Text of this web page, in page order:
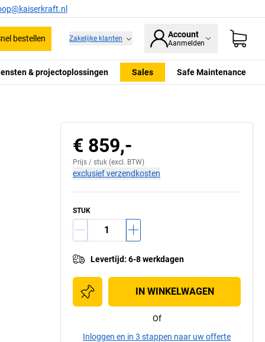
bestellen Zakelijke klanten Account
Aanmelden
& projectoplossingen Sales Safe Maintenance
€ 859,-
Prijs / stuk (excl. BTW)
exclusief verzendkosten
STUK
Levertijd: 6-8 werkdagen
IN WINKELWAGEN
Of
Inloggen en in 3 stappen naar uw offerte